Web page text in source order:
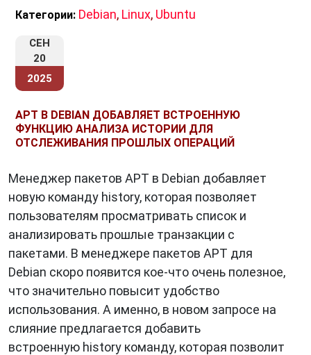
Категории: Debian, Linux, Ubuntu
СЕН
20
2025
APT В DEBIAN ДОБАВЛЯЕТ ВСТРОЕННУЮ
ФУНКЦИЮ АНАЛИЗА ИСТОРИИ ДЛЯ
ОТСЛЕЖИВАНИЯ ПРОШЛЫХ ОПЕРАЦИЙ
Менеджер пакетов APT в Debian добавляет
новую команду history, которая позволяет
пользователям просматривать список и
анализировать прошлые транзакции с
пакетами. В менеджере пакетов APT для
Debian скоро появится кое-что очень полезное,
что значительно повысит удобство
использования. А именно, в новом запросе на
слияние предлагается добавить
встроенную history команду, которая позволит